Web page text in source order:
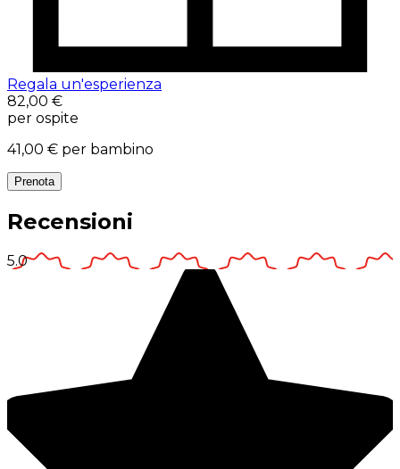
Regala un'esperienza
82,00 €
per ospite
41,00 € per bambino
Prenota
Recensioni
5.0